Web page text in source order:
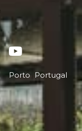
Porto Portugal